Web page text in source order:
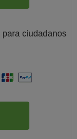
para ciudadanos